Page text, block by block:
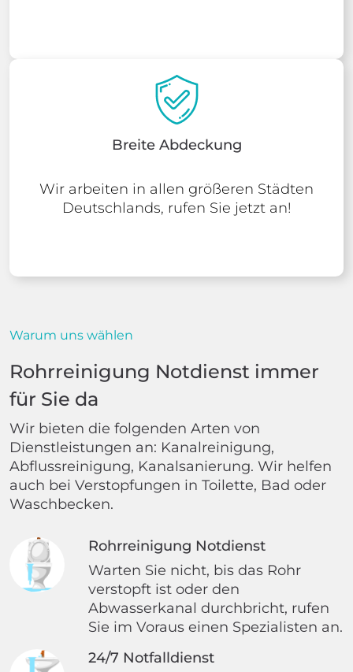
Breite Abdeckung
Wir arbeiten in allen größeren Städten
Deutschlands, rufen Sie jetzt an!
Warum uns wählen
Rohrreinigung Notdienst immer
für Sie da
Wir bieten die folgenden Arten von
Dienstleistungen an: Kanalreinigung,
Abflussreinigung, Kanalsanierung. Wir helfen
auch bei Verstopfungen in Toilette, Bad oder
Waschbecken.
Rohrreinigung Notdienst
Warten Sie nicht, bis das Rohr
verstopft ist oder den
Abwasserkanal durchbricht, rufen
Sie im Voraus einen Spezialisten an.
24/7 Notfalldienst